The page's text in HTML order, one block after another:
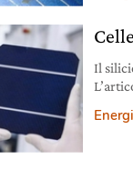
anni.
Il